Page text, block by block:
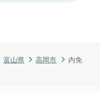
富山県 高岡市 内免